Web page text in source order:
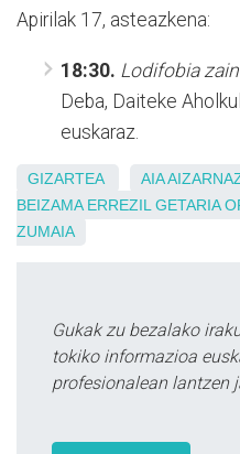
Apirilak 17, asteazkena:
18:30. Lodifobia
Deba, Daiteke
euskaraz.
GIZARTEA AIA
BEIZAMA ERREZIL GETARIA
ZUMAIA
Gukak zu bezalako
tokiko informazioa
profesionalean lantzen